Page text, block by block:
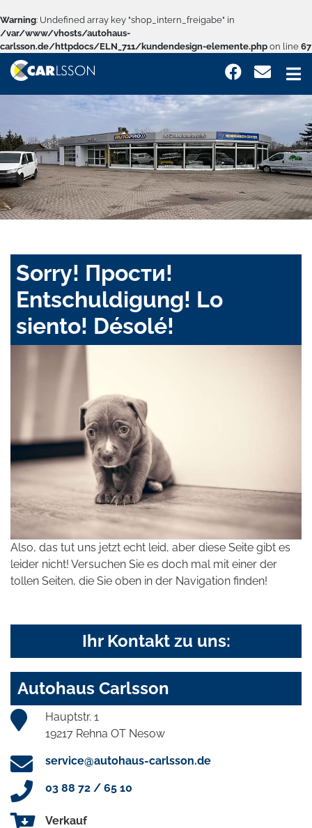
Warning: Undefined array key "shop_intern_freigabe" in
/var/www/vhosts/autohaus-
carlsson.de/httpdocs/ELN_711/kundendesign-elemente.php on line 67
Sorry! Прости!
Entschuldigung! Lo
siento! Désolé!
Also, das tut uns jetzt echt leid, aber diese Seite gibt es
leider nicht! Versuchen Sie es doch mal mit einer der
tollen Seiten, die Sie oben in der Navigation finden!
Ihr Kontakt zu uns:
Autohaus Carlsson
Hauptstr. 1
19217 Rehna OT Nesow
service@autohaus-carlsson.de
03 88 72 / 65 10
Verkauf